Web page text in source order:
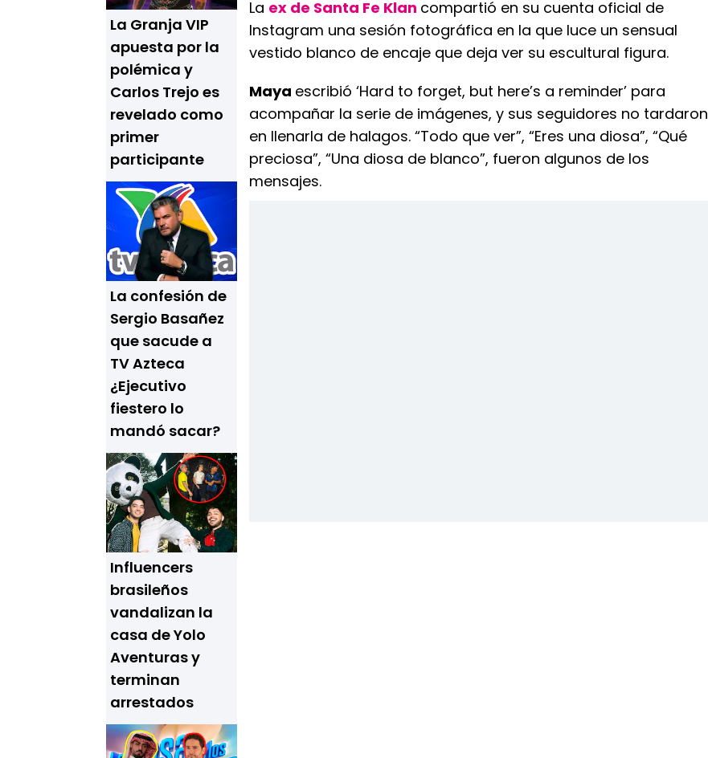
La Granja VIP
apuesta por la
polémica y
Carlos Trejo es
revelado como
primer
participante
La confesión de
Sergio Basañez
que sacude a
TV Azteca
¿Ejecutivo
fiestero lo
mandó sacar?
Influencers
brasileños
vandalizan la
casa de Yolo
Aventuras y
terminan
arrestados
La ex de Santa Fe Klan compartió en su cuenta oficial de
Instagram una sesión fotográfica en la que luce un sensual
vestido blanco de encaje que deja ver su escultural figura.
Maya escribió ‘Hard to forget, but here’s a reminder’ para
acompañar la serie de imágenes, y sus seguidores no tardaron
en llenarla de halagos. “Todo que ver”, “Eres una diosa”, “Qué
preciosa”, “Una diosa de blanco”, fueron algunos de los
mensajes.